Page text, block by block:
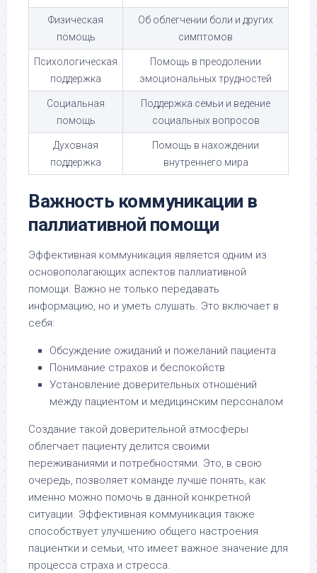
Физическая
помощь
Об облегчении боли и других
симптомов
Психологическая
поддержка
Помощь в преодолении
эмоциональных трудностей
Социальная
помощь
Поддержка семьи и ведение
социальных вопросов
Духовная
поддержка
Помощь в нахождении
внутреннего мира
Важность коммуникации в
паллиативной помощи
Эффективная коммуникация является одним из
основополагающих аспектов паллиативной
помощи. Важно не только передавать
информацию, но и уметь слушать. Это включает в
себя:
Обсуждение ожиданий и пожеланий пациента
Понимание страхов и беспокойств
Установление доверительных отношений
между пациентом и медицинским персоналом
Создание такой доверительной атмосферы
облегчает пациенту делится своими
переживаниями и потребностями. Это, в свою
очередь, позволяет команде лучше понять, как
именно можно помочь в данной конкретной
ситуации. Эффективная коммуникация также
способствует улучшению общего настроения
пациентки и семьи, что имеет важное значение для
процесса страха и стресса.